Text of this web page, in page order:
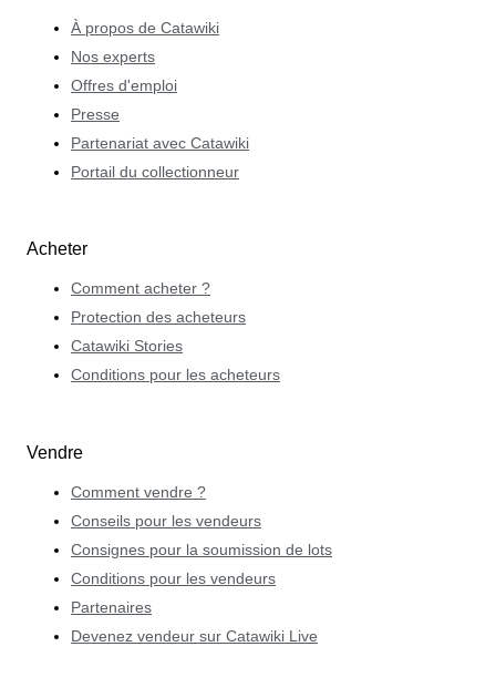
À propos de Catawiki
Nos experts
Offres d'emploi
Presse
Partenariat avec Catawiki
Portail du collectionneur
Acheter
Comment acheter ?
Protection des acheteurs
Catawiki Stories
Conditions pour les acheteurs
Vendre
Comment vendre ?
Conseils pour les vendeurs
Consignes pour la soumission de lots
Conditions pour les vendeurs
Partenaires
Devenez vendeur sur Catawiki Live